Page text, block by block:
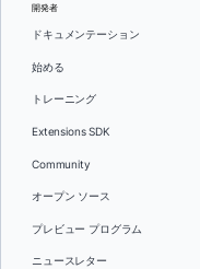
開発者
ドキュメンテーション
始める
トレーニング
Extensions SDK
Community
オープン ソース
プレビュー プログラム
ニュースレター